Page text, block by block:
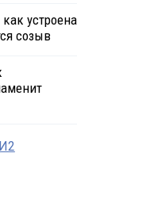
устроена
созыв